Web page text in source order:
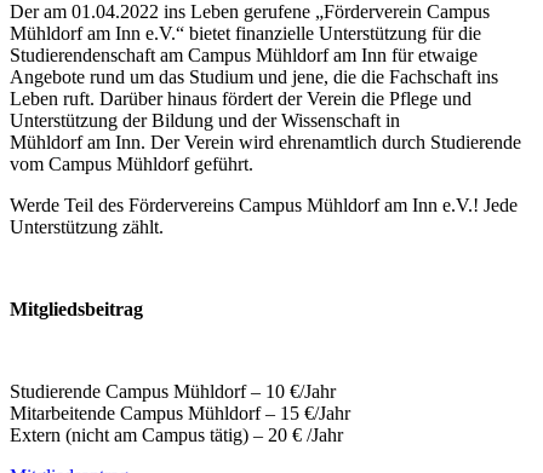
Der am 01.04.2022 ins Leben gerufene „Förderverein Campus
Mühldorf am Inn e.V.“ bietet finanzielle Unterstützung für die
Studierendenschaft am Campus Mühldorf am Inn für etwaige
Angebote rund um das Studium und jene, die die Fachschaft ins
Leben ruft. Darüber hinaus fördert der Verein die Pflege und
Unterstützung der Bildung und der Wissenschaft in
Mühldorf am Inn. Der Verein wird ehrenamtlich durch Studierende
vom Campus Mühldorf geführt.
Werde Teil des Fördervereins Campus Mühldorf am Inn e.V.! Jede
Unterstützung zählt.
Mitgliedsbeitrag
Studierende Campus Mühldorf – 10 €/Jahr
Mitarbeitende Campus Mühldorf – 15 €/Jahr
Extern (nicht am Campus tätig) – 20 € /Jahr